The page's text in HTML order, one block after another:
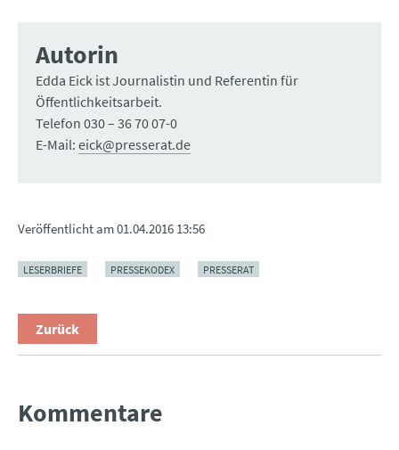
Autorin
Edda Eick ist Journalistin und Referentin für
Öffentlichkeitsarbeit.
Telefon 030 – 36 70 07-0
E-Mail: eick@presserat.de
Veröffentlicht am01.04.2016 13:56
LESERBRIEFE PRESSEKODEX PRESSERAT
Zurück
Kommentare